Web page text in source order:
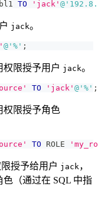
TO 'jack'
jack。
@'%' ;
权限授予用户 jack。
TO 'jack' @'%' ;
权限授予角色
TO ROLE
授予给用户 jack ，
（通过在 SQL 中指